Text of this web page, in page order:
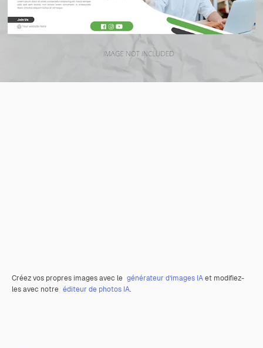
Créez vos propres images avec le générateur d’images IAet modifiez-
les avec notre éditeur de photos IA.